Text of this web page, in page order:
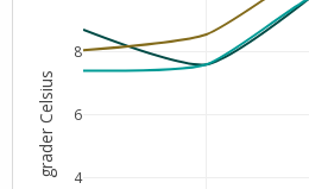
4
6
8
grader Celsius